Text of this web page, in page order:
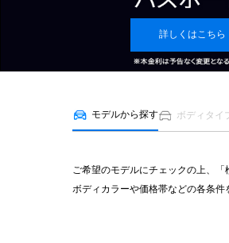
詳しくはこちら
モデルから探す ボディタイ
ご希望のモデルにチェックの上、「
ボディカラーや価格帯などの各条件